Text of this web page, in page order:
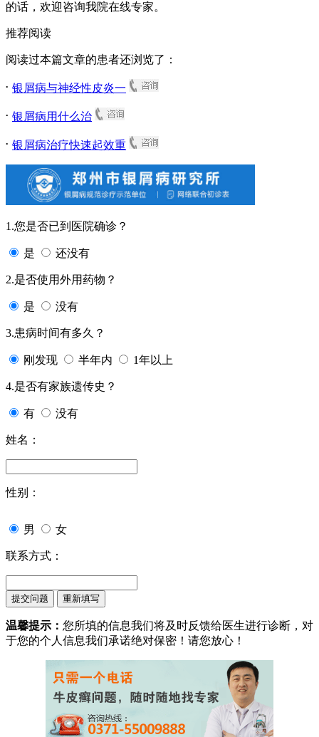
的话，欢迎咨询我院在线专家。
推荐阅读
阅读过本篇文章的患者还浏览了：
. 银屑病与神经性皮炎一
. 银屑病用什么治
. 银屑病治疗快速起效重
1.您是否已到医院确诊？
是 还没有
2.是否使用外用药物？
是 没有
3.患病时间有多久？
刚发现 半年内 1年以上
4.是否有家族遗传史？
有 没有
姓名：
性别：
男 女
联系方式：
温馨提示： 您所填的信息我们将及时反馈给医生进行诊断，对
于您的个人信息我们承诺绝对保密！请您放心！